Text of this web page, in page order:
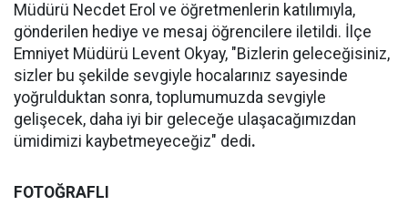
Müdürü Necdet Erol ve öğretmenlerin katılımıyla,
gönderilen hediye ve mesaj öğrencilere iletildi. İlçe
Emniyet Müdürü Levent Okyay, "Bizlerin geleceğisiniz,
sizler bu şekilde sevgiyle hocalarınız sayesinde
yoğrulduktan sonra, toplumumuzda sevgiyle
gelişecek, daha iyi bir geleceğe ulaşacağımızdan
ümidimizi kaybetmeyeceğiz" dedi.
FOTOĞRAFLI